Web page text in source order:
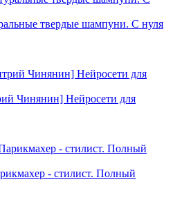
твердые шампуни. С нуля
Чинянин] Нейросети для
- стилист. Полный